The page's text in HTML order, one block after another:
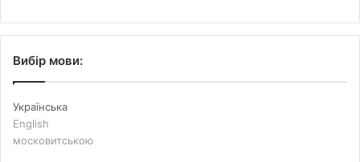
Вибір мови:
Українська
English
московитською